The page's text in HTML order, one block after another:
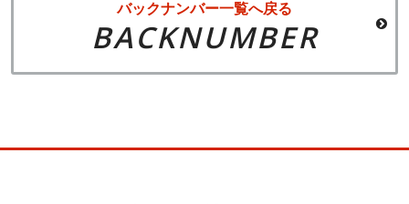
バックナンバー一覧へ戻る
BACKNUMBER